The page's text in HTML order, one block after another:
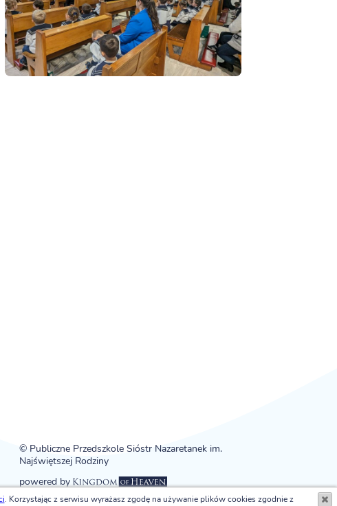
© Publiczne Przedszkole Sióstr Nazaretanek im.
Najświętszej Rodziny
powered by
. Korzystając z serwisu wyrażasz zgodę na używanie plików cookies zgodnie z